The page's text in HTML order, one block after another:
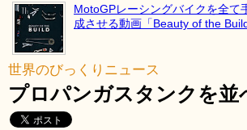
MotoGPレーシングバイクを全て
成させる動画「Beauty of the Build
世界のびっくりニュース
プロパンガスタンクを